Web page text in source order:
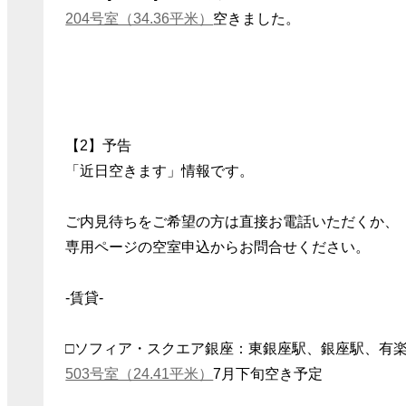
204号室（34.36平米） 空きました。
【2】予告
「近日空きます」情報です。
ご内見待ちをご希望の方は直接お電話いただくか、
専用ページの空室申込からお問合せください。
-賃貸-
□ソフィア・スクエア銀座：東銀座駅、銀座駅、有
503号室（24.41平米）7月下旬空き予定